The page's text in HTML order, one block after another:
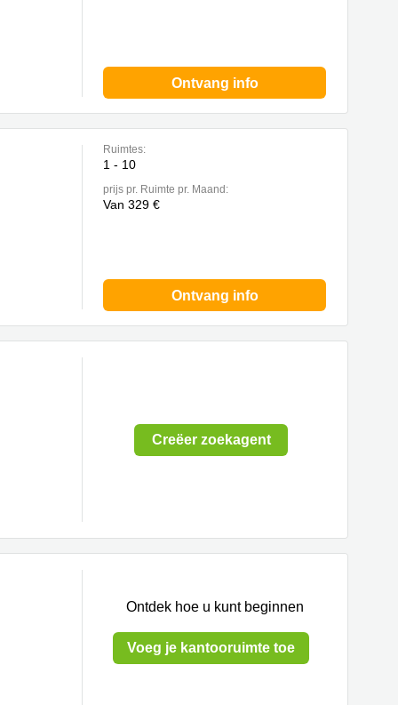
Ontvang info
Ruimtes:
1 - 10
prijs pr. Ruimte pr. Maand:
Van 329 €
Ontvang info
Creëer zoekagent
Ontdek hoe u kunt beginnen
Voeg je kantooruimte toe